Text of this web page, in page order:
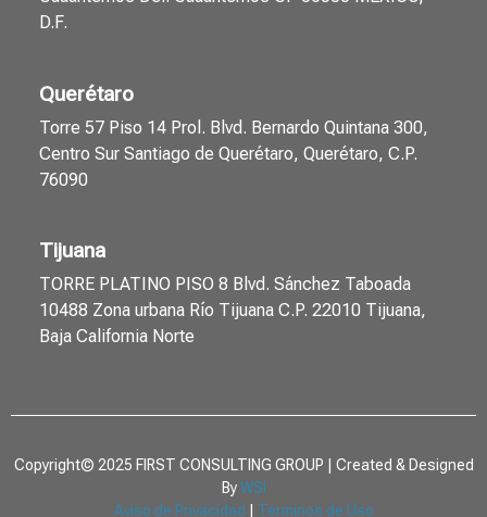
D.F.
Querétaro
Torre 57 Piso 14 Prol. Blvd. Bernardo Quintana 300,
Centro Sur Santiago de Querétaro, Querétaro, C.P.
76090
Tijuana
TORRE PLATINO PISO 8 Blvd. Sánchez Taboada
10488 Zona urbana Río Tijuana C.P. 22010 Tijuana,
Baja California Norte
Copyright© 2025 FIRST CONSULTING GROUP | Created & Designed
ByWSI
Aviso de Privacidad
Terminos de Uso